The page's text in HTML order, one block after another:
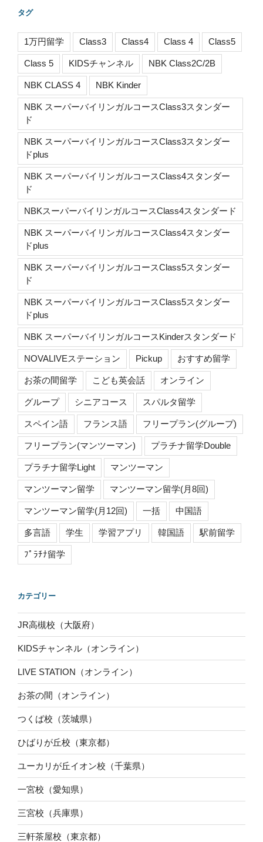
タグ
1万円留学 Class3 Class4 Class 4 Class5
Class 5 KIDSチャンネル NBK Class2C/2B
NBK CLASS 4 NBK Kinder
NBK スーパーバイリンガルコースClass3スタンダー
ド
NBK スーパーバイリンガルコースClass3スタンダー
ドplus
NBK スーパーバイリンガルコースClass4スタンダー
ド
NBKスーパーバイリンガルコースClass4スタンダード
NBK スーパーバイリンガルコースClass4スタンダー
ドplus
NBK スーパーバイリンガルコースClass5スタンダー
ド
NBK スーパーバイリンガルコースClass5スタンダー
ドplus
NBK スーパーバイリンガルコースKinderスタンダード
NOVALIVEステーション Pickup おすすめ留学
お茶の間留学 こども英会話 オンライン
グループ シニアコース スパルタ留学
スペイン語 フランス語 フリープラン(グループ)
フリープラン(マンツーマン) プラチナ留学Double
プラチナ留学Light マンツーマン
マンツーマン留学 マンツーマン留学(月8回)
マンツーマン留学(月12回) 一括 中国語
多言語 学生 学習アプリ 韓国語 駅前留学
ﾌﾟﾗﾁﾅ留学
カテゴリー
JR高槻校（大阪府）
KIDSチャンネル（オンライン）
LIVE STATION（オンライン）
お茶の間（オンライン）
つくば校（茨城県）
ひばりが丘校（東京都）
ユーカリが丘イオン校（千葉県）
一宮校（愛知県）
三宮校（兵庫県）
三軒茶屋校（東京都）